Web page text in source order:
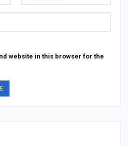
website in this browser for the